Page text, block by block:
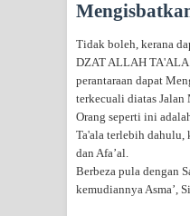
Tidak boleh, kerana
DZAT ALLAH TA'ALA
perantaraan dapat
terkecuali diatas Jalan
Orang seperti ini
Ta'ala terlebih dahulu,
dan Afa’al.
Berbeza pula dengan
kemudiannya Asma’,